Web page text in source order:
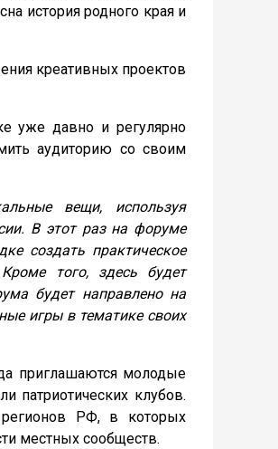
история родного края и
креативных проектов
уже давно и регулярно
аудиторию со своим
вещи, используя
В этот раз на форуме
создать практическое
того, здесь будет
будет направлено на
игры в тематике своих
приглашаются молодые
патриотических клубов.
регионов РФ, в которых
местных сообществ.